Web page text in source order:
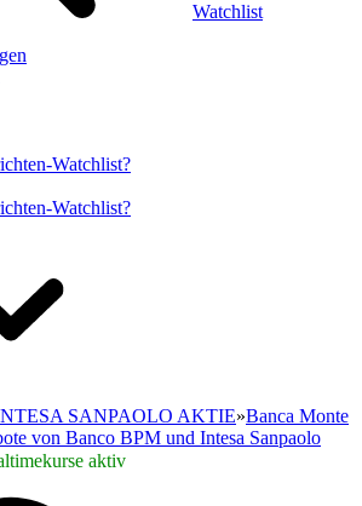
Watchlist
Watchlist?
Watchlist?
SANPAOLO AKTIE»Banca Monte
von Banco BPM und Intesa Sanpaolo
aktiv